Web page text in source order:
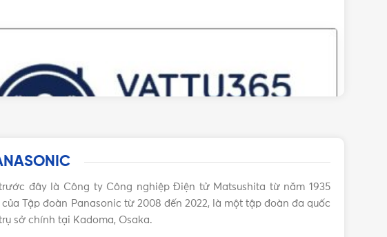
đây là Công ty Công nghiệp Điện tử Matsushita từ năm 1935
Tập đoàn Panasonic từ 2008 đến 2022, là một tập đoàn đa quốc
sở chính tại Kadoma, Osaka.